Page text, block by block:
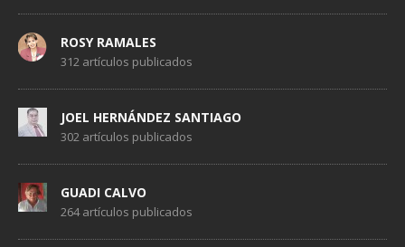
ROSY RAMALES
312 artículos publicados
JOEL HERNÁNDEZ SANTIAGO
302 artículos publicados
GUADI CALVO
264 artículos publicados